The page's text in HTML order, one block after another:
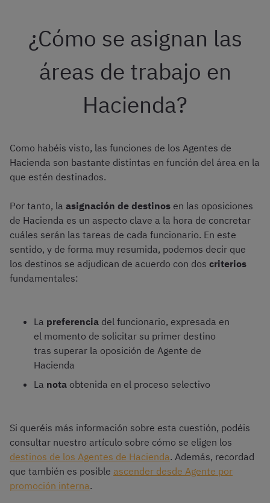
¿Cómo se asignan las
áreas de trabajo en
Hacienda?
Como habéis visto, las funciones de los Agentes de
Hacienda son bastante distintas en función del área en la
que estén destinados.
Por tanto, la asignación de destinos en las oposiciones
de Hacienda es un aspecto clave a la hora de concretar
cuáles serán las tareas de cada funcionario. En este
sentido, y de forma muy resumida, podemos decir que
los destinos se adjudican de acuerdo con dos criterios
fundamentales:
La preferencia del funcionario, expresada en
el momento de solicitar su primer destino
tras superar la oposición de Agente de
Hacienda
La nota obtenida en el proceso selectivo
Si queréis más información sobre esta cuestión, podéis
consultar nuestro artículo sobre cómo se eligen los
destinos de los Agentes de Hacienda. Además, recordad
que también es posible ascender desde Agente por
promoción interna.